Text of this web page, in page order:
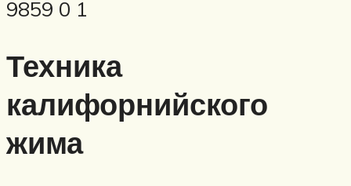
9859 0 1
Техника
калифорнийского
жима